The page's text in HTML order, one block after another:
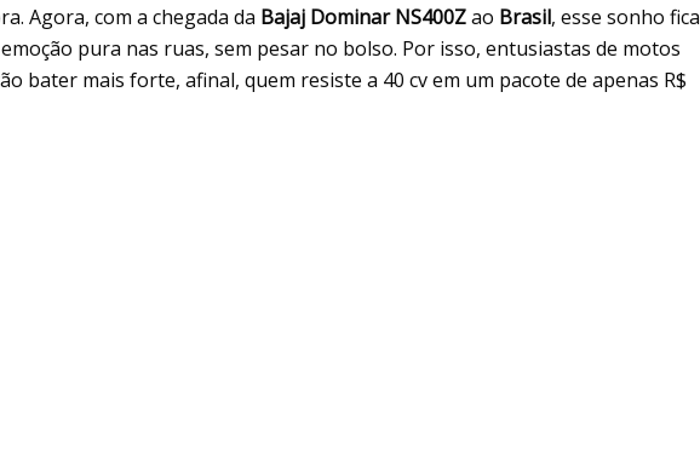
Agora, com a chegada da Bajaj Dominar NS400Zao Brasil, esse sonho fica
pura nas ruas, sem pesar no bolso. Por isso, entusiastas de motos
bater mais forte, afinal, quem resiste a 40 cv em um pacote de apenas R$